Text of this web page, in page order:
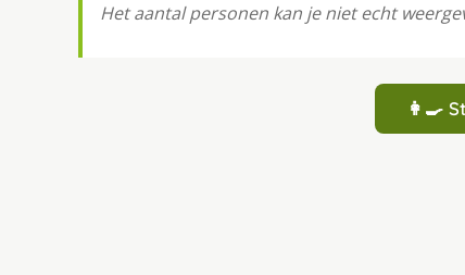
Het aantal personen kan je niet echt
👩‍🍳